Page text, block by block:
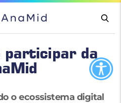
participar da
o ecossistema digital